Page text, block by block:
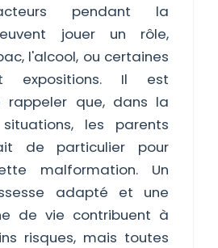
pendant la
jouer un rôle,
l'alcool, ou certaines
expositions. Il est
rappeler que, dans la
les parents
de particulier pour
malformation. Un
adapté et une
de vie contribuent à
risques, mais toutes